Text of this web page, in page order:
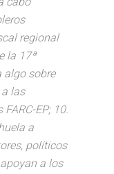
regional
la 17ª
algo sobre
las
EP; 10.
a
políticos
a los